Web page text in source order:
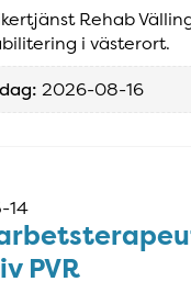
Rehab
i västerort.
2026-08-16
14
PVR